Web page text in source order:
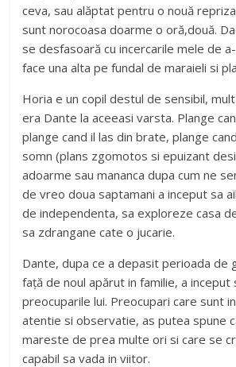
ceva, sau alăptat pentru o nouă
sunt norocoasa doarme o oră,două.
se desfasoară cu incercarile mele de
face una alta pe fundal de maraieli si
Horia e un copil destul de sensibil,
era Dante la aceeasi varsta. Plange
plange cand il las din brate, plange
somn (plans zgomotos si epuizant
adoarme sau mananca dupa cum ne
de vreo doua saptamani a inceput sa
de independenta, sa exploreze casa
sa zdrangane cate o jucarie.
Dante, dupa ce a depasit perioada de
față de noul apărut in familie, a inceput
preocuparile lui. Preocupari care sunt
atentie si observatie, as putea spune
mareste de prea multe ori si care se
capabil sa vada in viitor.